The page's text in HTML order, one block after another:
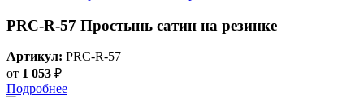
PRC-R-57 Простынь сатин на резинке
Артикул: PRC-R-57
от 1 053 ₽
Подробнее